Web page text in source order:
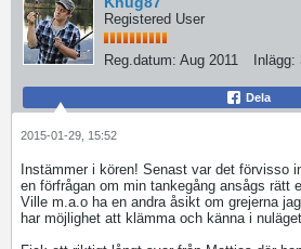
Registered User
Reg.datum: Aug 2011 Inlägg:
Dela
2015-01-29, 15:52
Instämmer i kören! Senast var det förvisso
en förfrågan om min tankegång ansågs rätt
Ville m.a.o ha en andra åsikt om grejerna
har möjlighet att klämma och känna i nuläget